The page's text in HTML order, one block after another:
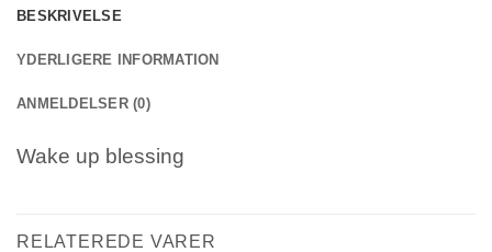
BESKRIVELSE
YDERLIGERE INFORMATION
ANMELDELSER (0)
Wake up blessing
RELATEREDE VARER